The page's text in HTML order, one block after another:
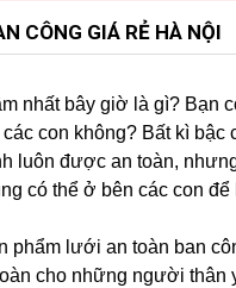
CÔNG GIÁ RẺ HÀ NỘI
nhất bây giờ là gì? Bạn
con không? Bất kì bậc
luôn được an toàn,
có thể ở bên các con để
phẩm lưới an toàn ban
cho những người thân